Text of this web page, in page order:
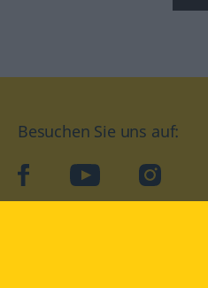
Besuchen Sie uns auf:
facebookYouTube Instagram